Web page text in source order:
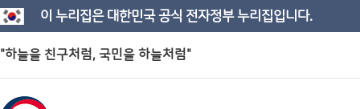
이 누리집은 대한민국 공식 전자정부 누리집입니다.
"하늘을 친구처럼, 국민을 하늘처럼"